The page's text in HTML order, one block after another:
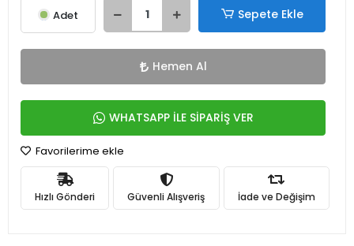
Adet Sepete Ekle
Hemen Al
WHATSAPP İLE SİPARİŞ VER
Favorilerime ekle
Hızlı Gönderi Güvenli Alışveriş İade ve Değişim